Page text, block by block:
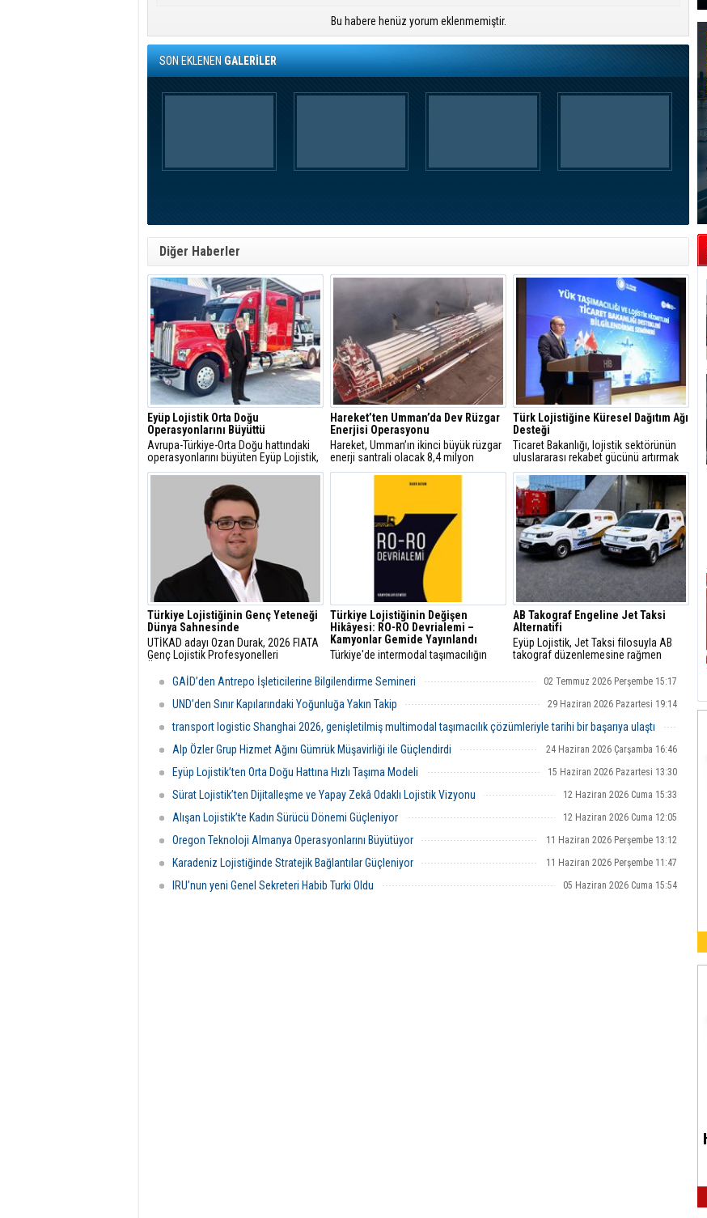
Bu habere henüz yorum eklenmemiştir.
SON EKLENENGALERİLER
Diğer Haberler
Eyüp Lojistik Orta Doğu
Operasyonlarını Büyüttü
Avrupa-Türkiye-Orta Doğu hattındaki
operasyonlarını büyüten Eyüp Lojistik,
Orta Doğu’ya gerçekleştirdiği aylık
sefer sayısını 500’e çıkardı.
Hareket’ten Umman’da Dev Rüzgar
Enerjisi Operasyonu
Hareket, Umman’ın ikinci büyük rüzgar
enerji santrali olacak 8,4 milyon
dolarlık Riyah 1&2 Rüzgar Enerji
Santrali projesindeki operasyonlarını
Türk Lojistiğine Küresel Dağıtım Ağı
Desteği
Ticaret Bakanlığı, lojistik sektörünün
uluslararası rekabet gücünü artırmak
amacıyla 13 farklı destek kalemini
devreye aldı.
Türkiye Lojistiğinin Genç Yeteneği
Dünya Sahnesinde
UTİKAD adayı Ozan Durak, 2026 FIATA
Genç Lojistik Profesyonelleri
olarak Milano’da Türkiye’yi ve Avrupa
Bölgesi’ni temsil etmeye hak kazandı.
Türkiye Lojistiğinin Değişen
Hikâyesi: RO-RO Devrialemi –
Kamyonlar Gemide Yayınlandı
Türkiye'de intermodal taşımacılığın
düşünsel dönüşümüne ışık tutan RO-
okurlarla buluştu.
AB Takograf Engeline Jet Taksi
Alternatifi
Eyüp Lojistik, Jet Taksi filosuyla AB
takograf düzenlemesine rağmen
sürdürüyor.
GAİD’den Antrepo İşleticilerine Bilgilendirme Semineri 02 Temmuz 2026 Perşembe 15:17
UND’den Sınır Kapılarındaki Yoğunluğa Yakın Takip 29 Haziran 2026 Pazartesi 19:14
transport logistic Shanghai 2026, genişletilmiş multimodal taşımacılık çözümleriyle tarihi bir başarıya ulaştı
29 Haziran 2026 Pazartesi 14:08
Alp Özler Grup Hizmet Ağını Gümrük Müşavirliği ile Güçlendirdi 24 Haziran 2026 Çarşamba 16:46
Eyüp Lojistik’ten Orta Doğu Hattına Hızlı Taşıma Modeli 15 Haziran 2026 Pazartesi 13:30
Sürat Lojistik’ten Dijitalleşme ve Yapay Zekâ Odaklı Lojistik Vizyonu 12 Haziran 2026 Cuma 15:33
Alışan Lojistik’te Kadın Sürücü Dönemi Güçleniyor 12 Haziran 2026 Cuma 12:05
Oregon Teknoloji Almanya Operasyonlarını Büyütüyor 11 Haziran 2026 Perşembe 13:12
Karadeniz Lojistiğinde Stratejik Bağlantılar Güçleniyor 11 Haziran 2026 Perşembe 11:47
IRU’nun yeni Genel Sekreteri Habib Turki Oldu 05 Haziran 2026 Cuma 15:54